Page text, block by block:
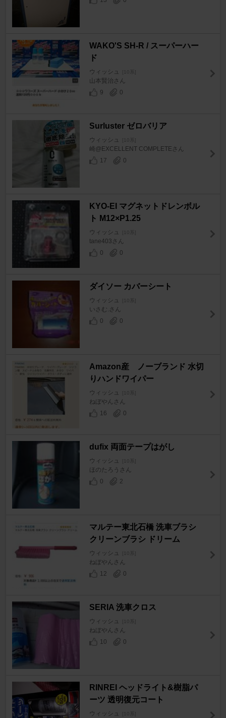
WAKO'S SH-R / スーパーハー
ド
ウィッシュ [10系]
山本賢治さん
9
0
Surluster ゼロバリア
ウィッシュ [10系]
崎@EXCELLENT COMPLETEさん
17
0
KYO-EI マグネットドレンボル
ト M12×P1.25
ウィッシュ [10系]
tane403さん
0
0
ダイソー カバーシート
ウィッシュ [10系]
いさむ.さん
0
0
Amazon産 ノーブランド 水切
りハンドワイパー
ウィッシュ [10系]
ねぼやんさん
16
0
dufix 両面テープはがし
ウィッシュ [10系]
ほのたろうさん
0
2
マルテー東北石橋 洗車ブラシ
クリーンブラシ ドリーム
ウィッシュ [10系]
ねぼやんさん
12
0
SERIA 洗車クロス
ウィッシュ [10系]
ねぼやんさん
10
0
RINREI ヘッドライト&樹脂パ
ーツ 透明復元コート
ウィッシュ [10系]